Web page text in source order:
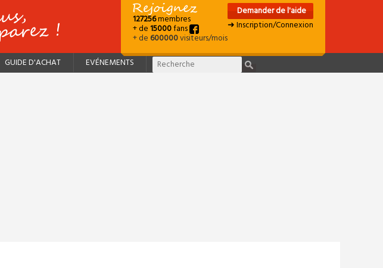
127256membres
+ de15000fans
+ de600000visiteurs/mois
Demander de l'aide
➜ Inscription/Connexion
GUIDE D'ACHAT EVÉNEMENTS